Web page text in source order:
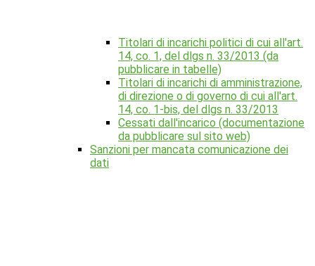
Titolari di incarichi politici di cui all'art.
14, co. 1, del dlgs n. 33/2013 (da
pubblicare in tabelle)
Titolari di incarichi di amministrazione,
di direzione o di governo di cui all'art.
14, co. 1-bis, del dlgs n. 33/2013
Cessati dall'incarico (documentazione
da pubblicare sul sito web)
Sanzioni per mancata comunicazione dei
dati